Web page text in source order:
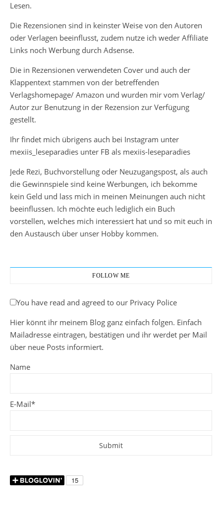
Lesen.
Die Rezensionen sind in keinster Weise von den Autoren
oder Verlagen beeinflusst, zudem nutze ich weder Affiliate
Links noch Werbung durch Adsense.
Die in Rezensionen verwendeten Cover und auch der
Klappentext stammen von der betreffenden
Verlagshomepage/ Amazon und wurden mir vom Verlag/
Autor zur Benutzung in der Rezension zur Verfügung
gestellt.
Ihr findet mich übrigens auch bei Instagram unter
mexiis_leseparadies unter FB als mexiis-leseparadies
Jede Rezi, Buchvorstellung oder Neuzugangspost, als auch
die Gewinnspiele sind keine Werbungen, ich bekomme
kein Geld und lass mich in meinen Meinungen auch nicht
beeinflussen. Ich möchte euch lediglich ein Buch
vorstellen, welches mich interessiert hat und so mit euch in
den Austausch über unser Hobby kommen.
FOLLOW ME
You have read and agreed to our Privacy Police
Hier könnt ihr meinem Blog ganz einfach folgen. Einfach
Mailadresse eintragen, bestätigen und ihr werdet per Mail
über neue Posts informiert.
Name
E-Mail*